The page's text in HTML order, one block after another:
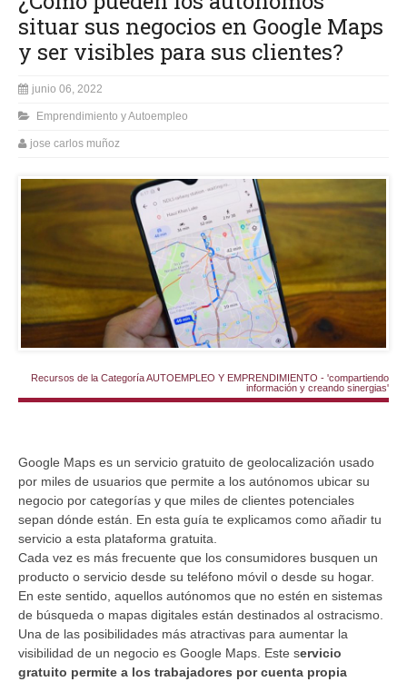
situar sus negocios en Google Maps
y ser visibles para sus clientes?
junio 06, 2022
Emprendimiento y Autoempleo
jose carlos muñoz
Recursos de la Categoría AUTOEMPLEO Y EMPRENDIMIENTO - 'compartiendo
información y creando sinergias'
Google Maps es un servicio gratuito de geolocalización usado
por miles de usuarios que permite a los autónomos ubicar su
negocio por categorías y que miles de clientes potenciales
sepan dónde están. En esta guía te explicamos como añadir tu
servicio a esta plataforma gratuita.
Cada vez es más frecuente que los consumidores busquen un
producto o servicio desde su teléfono móvil o desde su hogar.
En este sentido, aquellos autónomos que no estén en sistemas
de búsqueda o mapas digitales están destinados al ostracismo.
Una de las posibilidades más atractivas para aumentar la
visibilidad de un negocio es Google Maps. Este servicio
gratuito permite a los trabajadores por cuenta propia